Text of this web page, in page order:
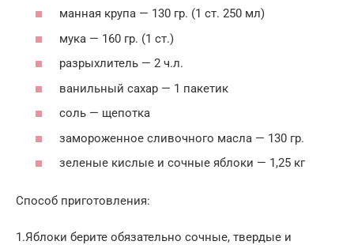
манная крупа — 130 гр. (1 ст. 250 мл)
мука — 160 гр. (1 ст.)
разрыхлитель — 2 ч.л.
ванильный сахар — 1 пакетик
соль — щепотка
замороженное сливочного масла — 130 гр.
зеленые кислые и сочные яблоки — 1,25 кг
Способ приготовления:
1.Яблоки берите обязательно сочные, твердые и